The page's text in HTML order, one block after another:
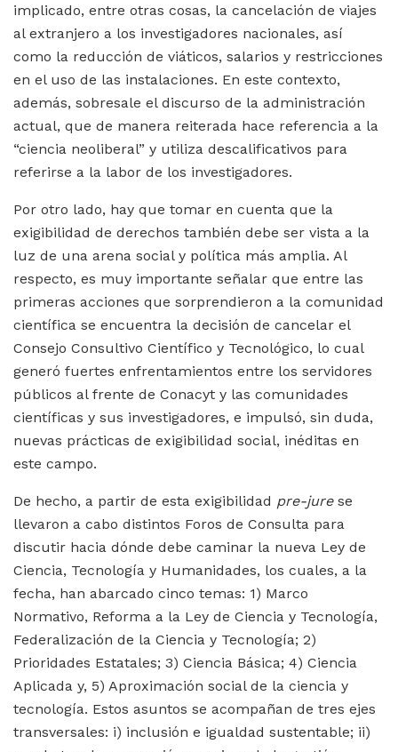
implicado, entre otras cosas, la cancelación de viajes
al extranjero a los investigadores nacionales, así
como la reducción de viáticos, salarios y restricciones
en el uso de las instalaciones. En este contexto,
además, sobresale el discurso de la administración
actual, que de manera reiterada hace referencia a la
“ciencia neoliberal” y utiliza descalificativos para
referirse a la labor de los investigadores.
Por otro lado, hay que tomar en cuenta que la
exigibilidad de derechos también debe ser vista a la
luz de una arena social y política más amplia. Al
respecto, es muy importante señalar que entre las
primeras acciones que sorprendieron a la comunidad
científica se encuentra la decisión de cancelar el
Consejo Consultivo Científico y Tecnológico, lo cual
generó fuertes enfrentamientos entre los servidores
públicos al frente de Conacyt y las comunidades
científicas y sus investigadores, e impulsó, sin duda,
nuevas prácticas de exigibilidad social, inéditas en
este campo.
De hecho, a partir de esta exigibilidad pre-jurese
llevaron a cabo distintos Foros de Consulta para
discutir hacia dónde debe caminar la nueva Ley de
Ciencia, Tecnología y Humanidades, los cuales, a la
fecha, han abarcado cinco temas: 1) Marco
Normativo, Reforma a la Ley de Ciencia y Tecnología,
Federalización de la Ciencia y Tecnología; 2)
Prioridades Estatales; 3) Ciencia Básica; 4) Ciencia
Aplicada y, 5) Aproximación social de la ciencia y
tecnología. Estos asuntos se acompañan de tres ejes
transversales: i) inclusión e igualdad sustentable; ii)